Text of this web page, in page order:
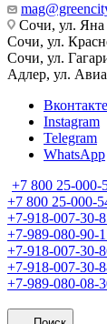
Сочи, ул. Яна
Сочи, ул.
Сочи, ул.
Адлер, ул.
Вконтакте
Instagram
Telegram
WhatsApp
+7 800 25-000-
+7 800 25-000-
+7-918-007-30-
+7-989-080-90-
+7-918-007-30-
+7-918-007-30-
+7-989-080-08-